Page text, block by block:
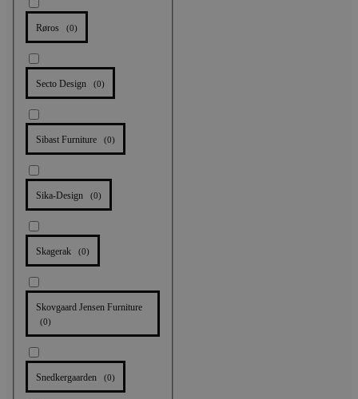
Røros (0)
Secto Design (0)
Sibast Furniture (0)
Sika-Design (0)
Skagerak (0)
Skovgaard Jensen Furniture
(0)
Snedkergaarden (0)